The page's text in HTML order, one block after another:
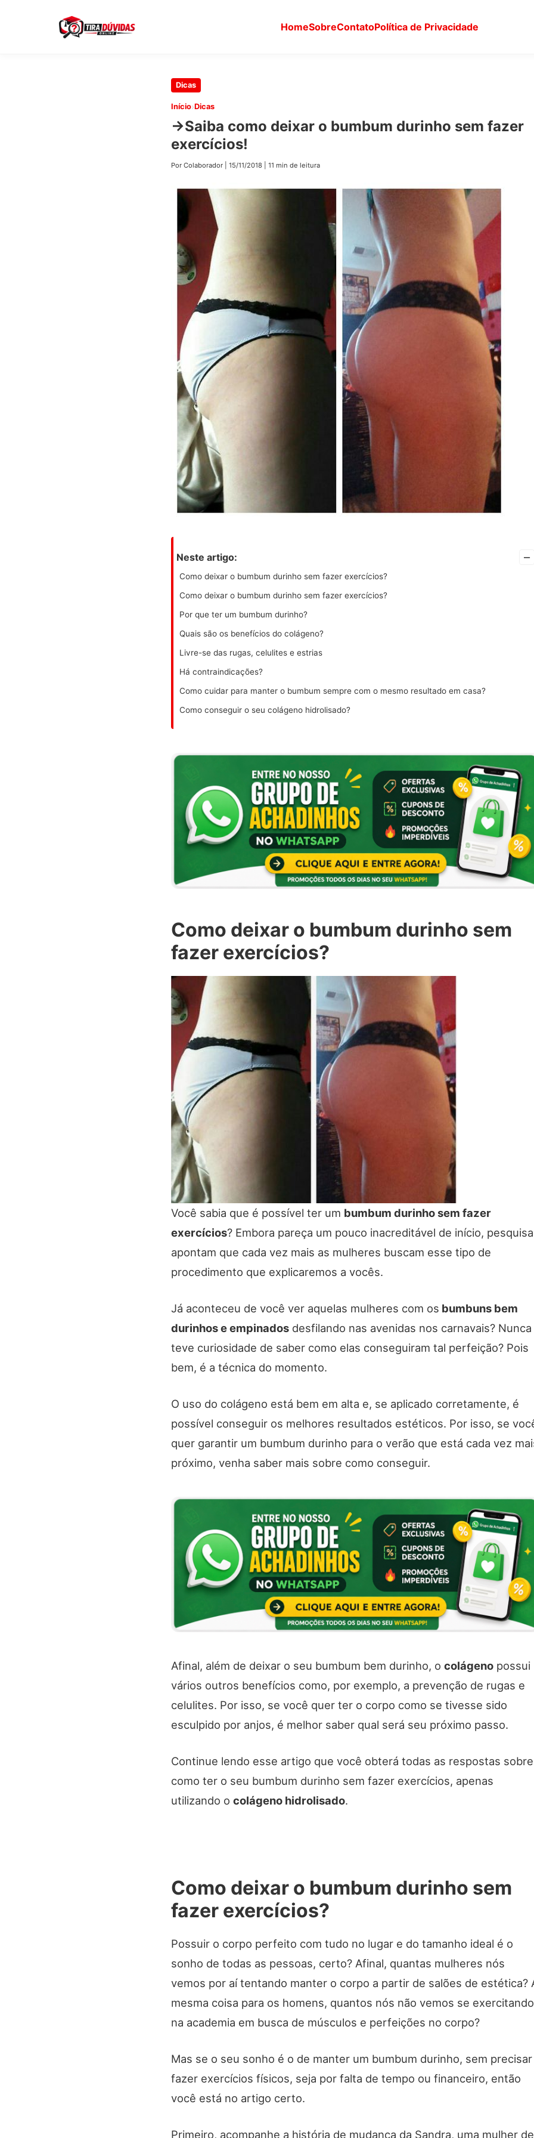
HomeSobreContatoPolítica de Privacidade
Dicas
Início›Dicas
→Saiba como deixar o bumbum durinho sem fazer
exercícios!
Por Colaborador 15/11/2018 11 min de leitura
Neste artigo: –
Como deixar o bumbum durinho sem fazer exercícios?
Como deixar o bumbum durinho sem fazer exercícios?
Por que ter um bumbum durinho?
Quais são os benefícios do colágeno?
Livre-se das rugas, celulites e estrias
Há contraindicações?
Como cuidar para manter o bumbum sempre com o mesmo resultado em casa?
Como conseguir o seu colágeno hidrolisado?
Como deixar o bumbum durinho sem
fazer exercícios?
Você sabia que é possível ter um bumbum durinho sem fazer
exercícios? Embora pareça um pouco inacreditável de início,
apontam que cada vez mais as mulheres buscam esse tipo de
procedimento que explicaremos a vocês.
Já aconteceu de você ver aquelas mulheres com os bumbuns bem
durinhos e empinados desfilando nas avenidas nos carnavais? Nunca
teve curiosidade de saber como elas conseguiram tal perfeição? Pois
bem, é a técnica do momento.
O uso do colágeno está bem em alta e, se aplicado corretamente, é
possível conseguir os melhores resultados estéticos. Por isso, se
quer garantir um bumbum durinho para o verão que está cada vez
próximo, venha saber mais sobre como conseguir.
Afinal, além de deixar o seu bumbum bem durinho, o colágeno possui
vários outros benefícios como, por exemplo, a prevenção de rugas e
celulites. Por isso, se você quer ter o corpo como se tivesse sido
esculpido por anjos, é melhor saber qual será seu próximo passo.
Continue lendo esse artigo que você obterá todas as respostas sobre
como ter o seu bumbum durinho sem fazer exercícios, apenas
utilizando o colágeno hidrolisado.
Como deixar o bumbum durinho sem
fazer exercícios?
Possuir o corpo perfeito com tudo no lugar e do tamanho ideal é o
sonho de todas as pessoas, certo? Afinal, quantas mulheres nós
vemos por aí tentando manter o corpo a partir de salões de estética?
mesma coisa para os homens, quantos nós não vemos se exercitando
na academia em busca de músculos e perfeições no corpo?
Mas se o seu sonho é o de manter um bumbum durinho, sem precisar
fazer exercícios físicos, seja por falta de tempo ou financeiro, então
você está no artigo certo.
Primeiro, acompanhe a história de mudança da Sandra, uma mulher de